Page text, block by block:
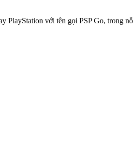
PlayStation với tên gọi PSP Go,